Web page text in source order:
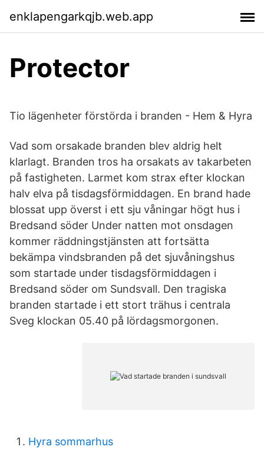
enklapengarkqjb.web.app
Protector
Tio lägenheter förstörda i branden - Hem & Hyra
Vad som orsakade branden blev aldrig helt
klarlagt. Branden tros ha orsakats av takarbeten
på fastigheten. Larmet kom strax efter klockan
halv elva på tisdagsförmiddagen. En brand hade
blossat upp överst i ett sju våningar högt hus i
Bredsand söder Under natten mot onsdagen
kommer räddningstjänsten att fortsätta
bekämpa vindsbranden på det sjuvåningshus
som startade under tisdagsförmiddagen i
Bredsand söder om Sundsvall. Den tragiska
branden startade i ett stort trähus i centrala
Sveg klockan 05.40 på lördagsmorgonen.
Hyra sommarhus